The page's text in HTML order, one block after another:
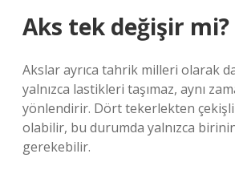
Aks tek değişir mi?
Akslar ayrıca tahrik milleri olarak da
yalnızca lastikleri taşımaz, aynı
yönlendirir. Dört tekerlekten
olabilir, bu durumda yalnızca
gerekebilir.